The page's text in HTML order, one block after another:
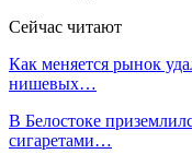
Сейчас читают
Как меняется рынок
нишевых…
В Белостоке
сигаретами…